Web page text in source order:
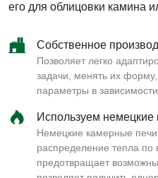
его для облицовки камина
Собственное
Позволяет легко
задачи, менять их
параметры в
Используем немецкие
Немецкие камерные
распределение тепла по
предотвращает